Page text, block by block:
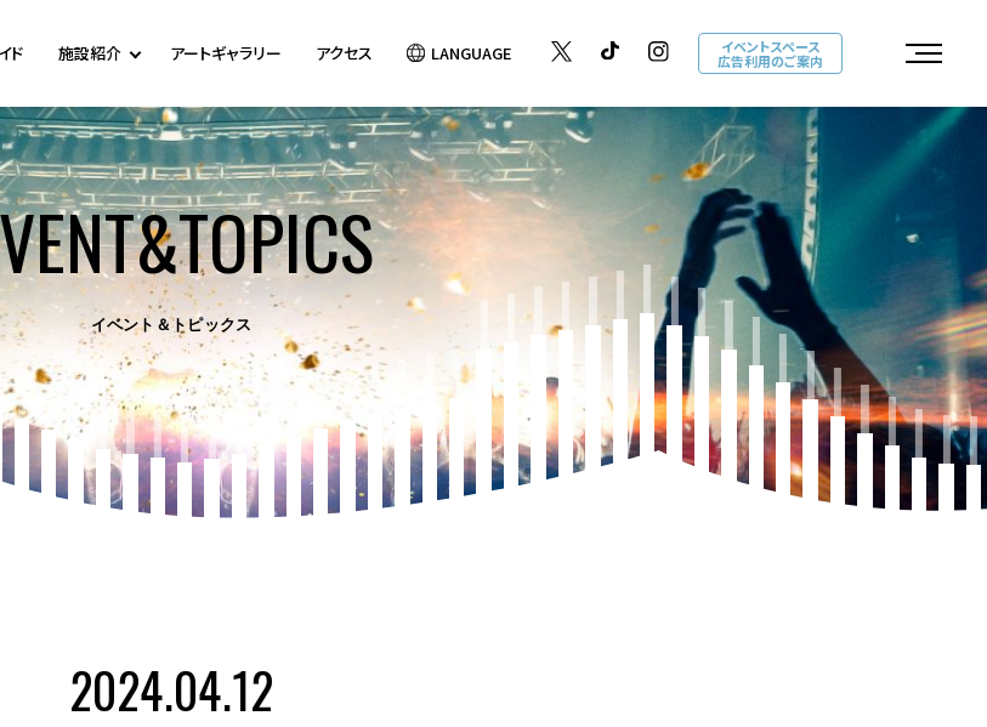
ド 施設紹介 アートギャラリー アクセス LANGUAGE イベントスペース
広告利用のご案内
イベント＆トピックス
2024.04.12